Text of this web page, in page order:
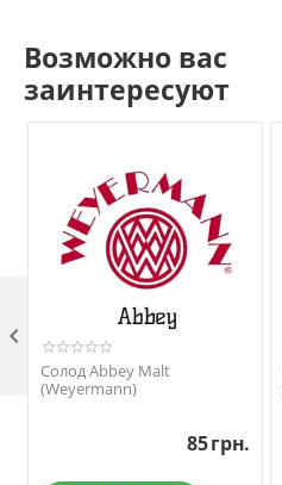
Возможно вас
заинтересуют
Солод Abbey Malt
(Weyermann)
85грн.
